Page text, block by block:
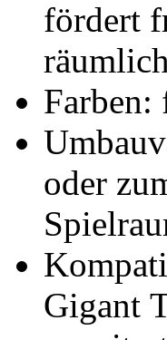
fördert
Farben:
oder
Gigant